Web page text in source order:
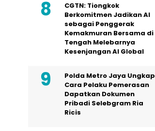
CGTN: Tiongkok
Berkomitmen Jadikan AI
sebagai Penggerak
Kemakmuran Bersama di
Tengah Melebarnya
Kesenjangan AI Global
Polda Metro Jaya Ungkap
Cara Pelaku Pemerasan
Dapatkan Dokumen
Pribadi Selebgram Ria
Ricis